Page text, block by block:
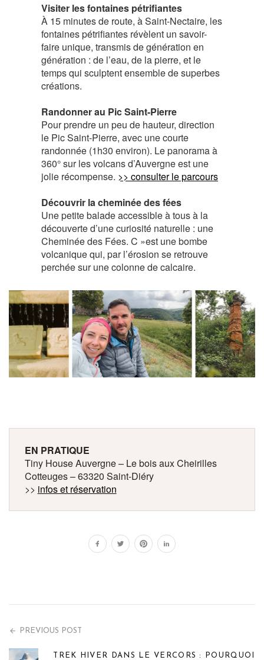
Visiter les fontaines pétrifiantes
À 15 minutes de route, à Saint-Nectaire, les
fontaines pétrifiantes révèlent un savoir-
faire unique, transmis de génération en
génération : de l’eau, de la pierre, et le
temps qui sculptent ensemble de superbes
créations.
Randonner au Pic Saint-Pierre
Pour prendre un peu de hauteur, direction
le Pic Saint-Pierre, avec une courte
randonnée (1h30 environ). Le panorama à
360° sur les volcans d’Auvergne est une
jolie récompense. >> consulter le parcours
Découvrir la cheminée des fées
Une petite balade accessible à tous à la
découverte d’une curiosité naturelle : une
Cheminée des Fées. C »est une bombe
volcanique qui, par l’érosion se retrouve
perchée sur une colonne de calcaire.
EN PRATIQUE
Tiny House Auvergne – Le bois aux Cheirilles
Cotteuges – 63320 Saint-Diéry
>> infos et réservation
PREVIOUS POST
TREK HIVER DANS LE VERCORS : POURQUOI